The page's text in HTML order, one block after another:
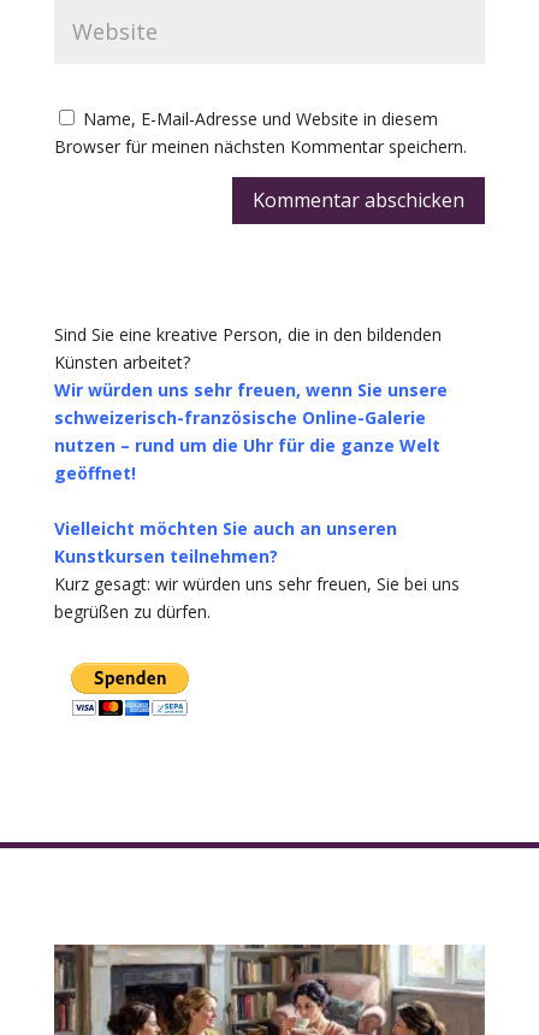
Name, E-Mail-Adresse und Website in diesem
Browser für meinen nächsten Kommentar speichern.
Kommentar abschicken
Sind Sie eine kreative Person, die in den bildenden
Künsten arbeitet?
Wir würden uns sehr freuen, wenn Sie unsere
schweizerisch-französische Online-Galerie
nutzen – rund um die Uhr für die ganze Welt
geöffnet!
Vielleicht möchten Sie auch an unseren
Kunstkursen teilnehmen?
Kurz gesagt: wir würden uns sehr freuen, Sie bei uns
begrüßen zu dürfen.